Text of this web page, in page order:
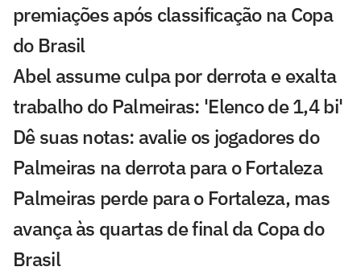
premiações após classificação na Copa
do Brasil
Abel assume culpa por derrota e exalta
trabalho do Palmeiras: 'Elenco de 1,4 bi'
Dê suas notas: avalie os jogadores do
Palmeiras na derrota para o Fortaleza
Palmeiras perde para o Fortaleza, mas
avança às quartas de final da Copa do
Brasil